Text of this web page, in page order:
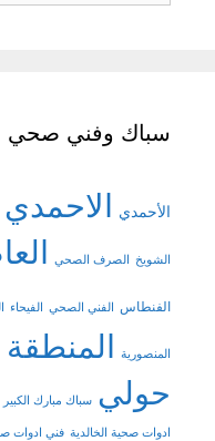
سباك وفني صحي
الأحمدي الاحمدي
الشويخ الصرف الصحي
الفنطاس الفني الصحي الفيحاء
المنصورية
حولي سباك مبارك الكبير
ادوات صحية الخالدية فني ادوات